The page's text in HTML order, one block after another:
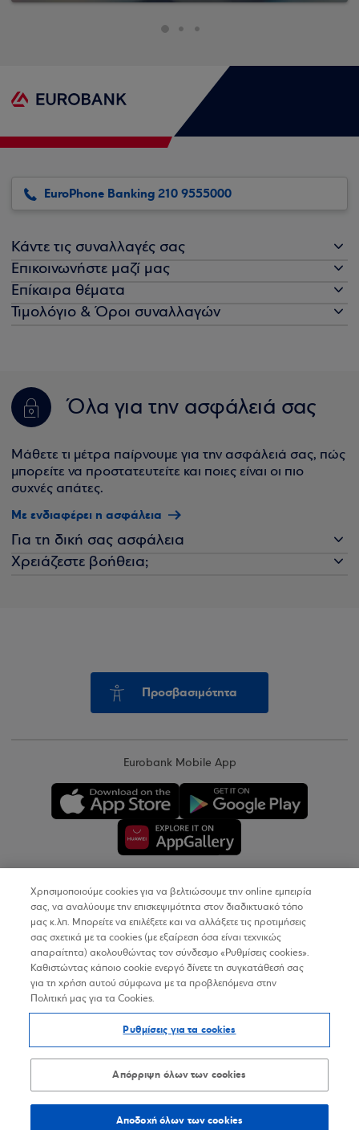
EuroPhone Banking 210 9555000
Κάντε τις συναλλαγές σας
Επικοινωνήστε μαζί μας
Επίκαιρα θέματα
Τιμολόγιο & Όροι συναλλαγών
Όλα για την ασφάλειά σας
Μάθετε τι μέτρα παίρνουμε για την ασφάλειά σας, πώς
μπορείτε να προστατευτείτε και ποιες είναι οι πιο
συχνές απάτες.
Με ενδιαφέρει η ασφάλεια
Για τη δική σας ασφάλεια
Χρειάζεστε βοήθεια;
Προσβασιμότητα
Eurobank Mobile App
Copyright © 2026
Όροι Χρήσης
Προσωπικά Δεδομένα στον Διαδικτυακό Τόπο
Δήλωση Προσβασιμότητας
Sitemap
Χρησιμοποιούμε cookies για να βελτιώσουμε την online εμπειρία
σας, να αναλύουμε την επισκεψιμότητα στον διαδικτυακό τόπο
μας κ.λπ. Μπορείτε να επιλέξετε και να αλλάξετε τις προτιμήσεις
σας σχετικά με τα cookies (με εξαίρεση όσα είναι τεχνικώς
απαραίτητα) ακολουθώντας τον σύνδεσμο «Ρυθμίσεις cookies».
Καθιστώντας κάποιο cookie ενεργό δίνετε τη συγκατάθεσή σας
για τη χρήση αυτού σύμφωνα με τα προβλεπόμενα στην
Πολιτική μας για τα Cookies.
Ρυθμίσεις για τα cookies
Απόρριψη όλων των cookies
Αποδοχή όλων των cookies